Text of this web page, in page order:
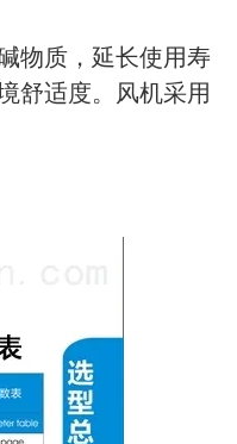
物质，延长使用寿
舒适度。
风机采用